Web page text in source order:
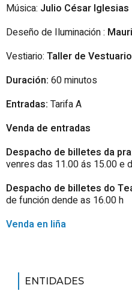
Música: Julio César Iglesias
Deseño de Iluminación :
Vestiario: Taller de Vestuario
Duración: 60minutos
Entradas: Tarifa A
Venda de entradas
Despacho de billetes da
venres das 11.00 ás 15.00 e
Despacho de billetes do
de función dende as 16.00 h
Venda en liña
ENTIDADES